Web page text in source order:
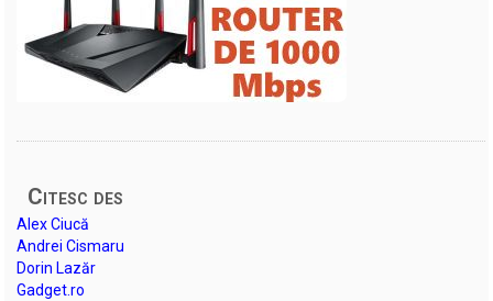
Citesc des
Alex Ciucă
Andrei Cismaru
Dorin Lazăr
Gadget.ro